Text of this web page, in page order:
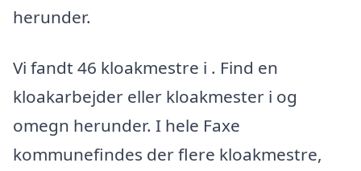
herunder.
Vi fandt 46 kloakmestre i . Find en
kloakarbejder eller kloakmester i og
omegn herunder. I hele Faxe
kommunefindes der flere kloakmestre,